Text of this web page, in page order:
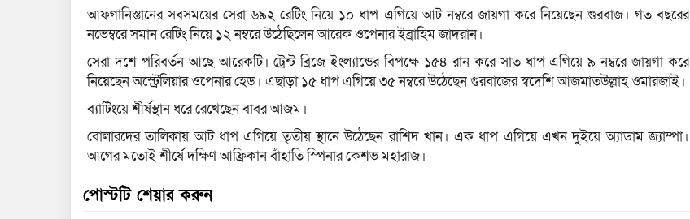
আফগানিস্তানের সবসময়ের সেরা ৬৯২ রেটিং নিয়ে ১০ ধাপ এগিয়ে আট নম্বরে জায়গা করে নিয়েছেন গুরবাজ। গত বছরের
নভেম্বরে সমান রেটিং নিয়ে ১২ নম্বরে উঠেছিলেন আরেক ওপেনার ইব্রাহিম জাদরান।
সেরা দশে পরিবর্তন আছে আরেকটি। ট্রেন্ট ব্রিজে ইংল্যান্ডের বিপক্ষে ১৫৪ রান করে সাত ধাপ এগিয়ে ৯ নম্বরে জায়গা করে
নিয়েছেন অস্ট্রেলিয়ার ওপেনার হেড। এছাড়া ১৫ ধাপ এগিয়ে ৩৫ নম্বরে উঠেছেন গুরবাজের স্বদেশি আজমাতউল্লাহ ওমারজাই।
ব্যাটিংয়ে শীর্ষস্থান ধরে রেখেছেন বাবর আজম।
বোলারদের তালিকায় আট ধাপ এগিয়ে তৃতীয় স্থানে উঠেছেন রাশিদ খান। এক ধাপ এগিয়ে এখন দুইয়ে অ্যাডাম জ্যাম্পা।
আগের মতোই শীর্ষে দক্ষিণ আফ্রিকান বাঁহাতি স্পিনার কেশভ মহারাজ।
পোস্টটি শেয়ার করুন